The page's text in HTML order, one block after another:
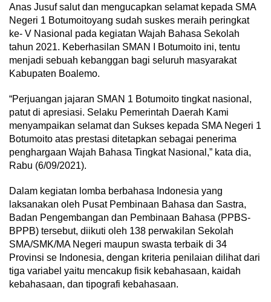
Anas Jusuf salut dan mengucapkan selamat kepada SMA
Negeri 1 Botumoitoyang sudah suskes meraih peringkat
ke- V Nasional pada kegiatan Wajah Bahasa Sekolah
tahun 2021. Keberhasilan SMAN I Botumoito ini, tentu
menjadi sebuah kebanggan bagi seluruh masyarakat
Kabupaten Boalemo.
“Perjuangan jajaran SMAN 1 Botumoito tingkat nasional,
patut di apresiasi. Selaku Pemerintah Daerah Kami
menyampaikan selamat dan Sukses kepada SMA Negeri 1
Botumoito atas prestasi ditetapkan sebagai penerima
penghargaan Wajah Bahasa Tingkat Nasional,” kata dia,
Rabu (6/09/2021).
Dalam kegiatan lomba berbahasa Indonesia yang
laksanakan oleh Pusat Pembinaan Bahasa dan Sastra,
Badan Pengembangan dan Pembinaan Bahasa (PPBS-
BPPB) tersebut, diikuti oleh 138 perwakilan Sekolah
SMA/SMK/MA Negeri maupun swasta terbaik di 34
Provinsi se Indonesia, dengan kriteria penilaian dilihat dari
tiga variabel yaitu mencakup fisik kebahasaan, kaidah
kebahasaan, dan tipografi kebahasaan.